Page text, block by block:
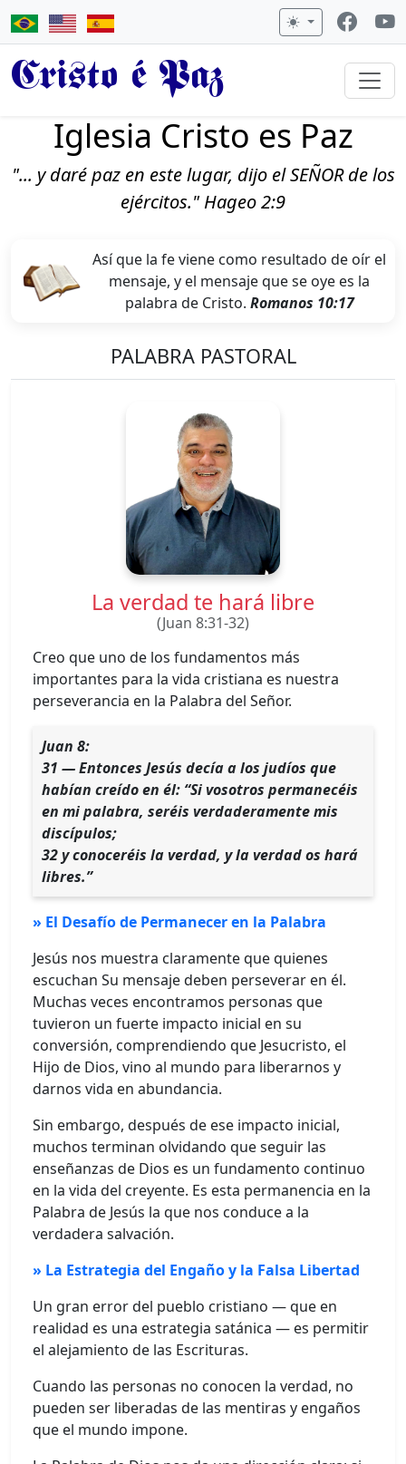
Cristo é Paz
Iglesia Cristo es Paz
"... y daré paz en este lugar, dijo el SEÑOR de los
ejércitos." Hageo 2:9
Así que la fe viene como resultado de oír el
mensaje, y el mensaje que se oye es la
palabra de Cristo. Romanos 10:17
PALABRA PASTORAL
La verdad te hará libre
(Juan 8:31-32)
Creo que uno de los fundamentos más
importantes para la vida cristiana es nuestra
perseverancia en la Palabra del Señor.
Juan 8:
31 — Entonces Jesús decía a los judíos que
habían creído en él: “Si vosotros permanecéis
en mi palabra, seréis verdaderamente mis
discípulos;
32 y conoceréis la verdad, y la verdad os hará
libres.”
» El Desafío de Permanecer en la Palabra
Jesús nos muestra claramente que quienes
escuchan Su mensaje deben perseverar en él.
Muchas veces encontramos personas que
tuvieron un fuerte impacto inicial en su
conversión, comprendiendo que Jesucristo, el
Hijo de Dios, vino al mundo para liberarnos y
darnos vida en abundancia.
Sin embargo, después de ese impacto inicial,
muchos terminan olvidando que seguir las
enseñanzas de Dios es un fundamento continuo
en la vida del creyente. Es esta permanencia en la
Palabra de Jesús la que nos conduce a la
verdadera salvación.
» La Estrategia del Engaño y la Falsa Libertad
Un gran error del pueblo cristiano — que en
realidad es una estrategia satánica — es permitir
el alejamiento de las Escrituras.
Cuando las personas no conocen la verdad, no
pueden ser liberadas de las mentiras y engaños
que el mundo impone.